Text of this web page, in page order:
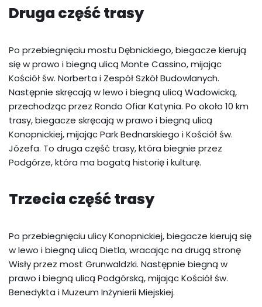
Druga część trasy
Po przebiegnięciu mostu Dębnickiego, biegacze kierują
się w prawo i biegną ulicą Monte Cassino, mijając
Kościół św. Norberta i Zespół Szkół Budowlanych.
Następnie skręcają w lewo i biegną ulicą Wadowicką,
przechodząc przez Rondo Ofiar Katynia. Po około 10 km
trasy, biegacze skręcają w prawo i biegną ulicą
Konopnickiej, mijając Park Bednarskiego i Kościół św.
Józefa. To druga część trasy, która biegnie przez
Podgórze, która ma bogatą historię i kulturę.
Trzecia część trasy
Po przebiegnięciu ulicy Konopnickiej, biegacze kierują się
w lewo i biegną ulicą Dietla, wracając na drugą stronę
Wisły przez most Grunwaldzki. Następnie biegną w
prawo i biegną ulicą Podgórską, mijając Kościół św.
Benedykta i Muzeum Inżynierii Miejskiej.